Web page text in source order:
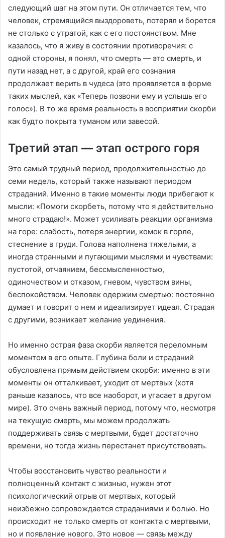
следующий шаг на этом пути. Он отличается тем, что
человек, стремящийся выздороветь, потерял и борется
не столько с утратой, как с его постоянством. Мне
казалось, что я живу в состоянии противоречия: с
одной стороны, я понял, что смерть — это смерть, и
пути назад нет, а с другой, край его сознания
продолжает верить в чудеса (это проявляется в форме
таких мыслей, как «Теперь позвони ему и услышь его
голос»). В то же время реальность в восприятии скорби
как будто покрыта туманом или завесой.
Третий этап — этап острого горя
Это самый трудный период, продолжительностью до
семи недель, который также называют периодом
страданий. Именно в такие моменты люди прибегают к
мысли: «Помоги скорбеть, потому что я действительно
много страдаю!». Может усиливать реакции организма
на горе: слабость, потеря энергии, комок в горле,
стеснение в груди. Голова наполнена тяжелыми, а
иногда странными и пугающими мыслями и чувствами:
пустотой, отчаянием, бессмысленностью,
одиночеством и отказом, гневом, чувством вины,
беспокойством. Человек одержим смертью: постоянно
думает и говорит о нем и идеализирует идеал. Страдая
с другими, возникает желание уединения.
Но именно острая фаза скорби является переломным
моментом в его опыте. Глубина боли и страданий
обусловлена ​​прямым действием скорби: именно в эти
моменты он отталкивает, уходит от мертвых (хотя
раньше казалось, что все наоборот, и угасает в другом
мире). Это очень важный период, потому что, несмотря
на текущую смерть, мы можем продолжать
поддерживать связь с мертвыми, будет достаточно
времени, но тогда жизнь перестанет присутствовать.
Чтобы восстановить чувство реальности и
полноценный контакт с жизнью, нужен этот
психологический отрыв от мертвых, который
неизбежно сопровождается страданиями и болью. Но
происходит не только смерть от контакта с мертвыми,
но и появление нового. Это новое — связь между